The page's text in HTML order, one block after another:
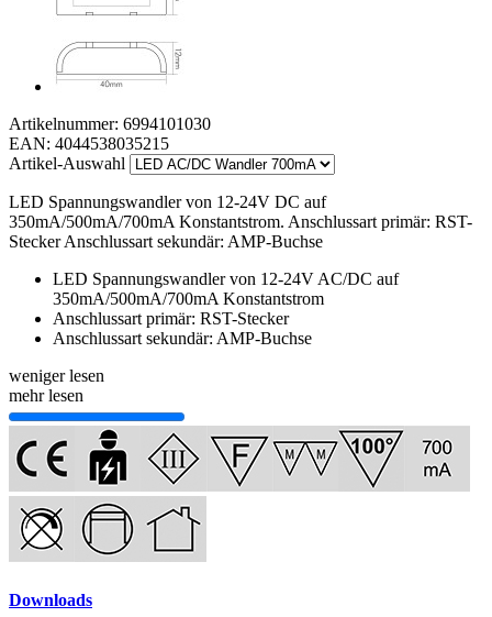
Artikelnummer: 6994101030
EAN: 4044538035215
Artikel-Auswahl
LED Spannungswandler von 12-24V DC auf
350mA/500mA/700mA Konstantstrom. Anschlussart primär: RST-
Stecker Anschlussart sekundär: AMP-Buchse
LED Spannungswandler von 12-24V AC/DC auf
350mA/500mA/700mA Konstantstrom
Anschlussart primär: RST-Stecker
Anschlussart sekundär: AMP-Buchse
weniger lesen
mehr lesen
Downloads